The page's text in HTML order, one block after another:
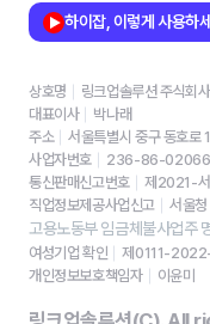
하이잡, 이렇게 사용하
상호명
링크업솔루션 주식회사
대표이사
박나래
주소
서울특별시 중구 동호로
사업자번호
236-86-02066
통신판매신고번호
제2021-
직업정보제공사업신고
서울
고용노동부 임금체불사업주
여성기업 확인
제0111-
개인정보보호책임자
이윤미